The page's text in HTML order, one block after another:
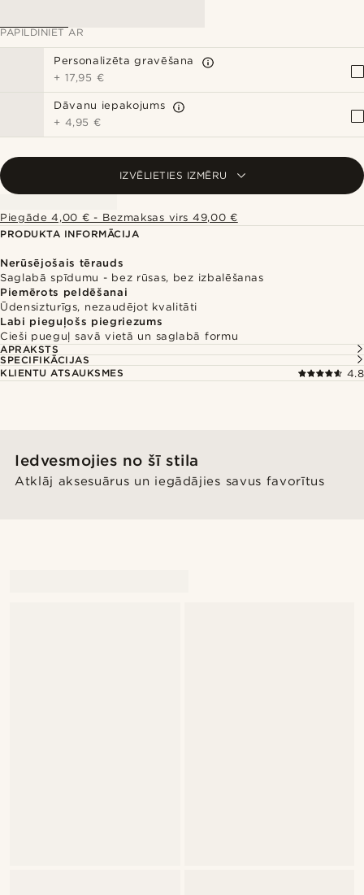
PAPILDINIET AR
Personalizēta gravēšana
+ 17,95 €
Dāvanu iepakojums
+ 4,95 €
IZVĒLIETIES IZMĒRU
Piegāde 4,00 € - Bezmaksas virs 49,00 €
PRODUKTA INFORMĀCIJA
Nerūsējošais tērauds
Saglabā spīdumu - bez rūsas, bez izbalēšanas
Piemērots peldēšanai
Ūdensizturīgs, nezaudējot kvalitāti
Labi pieguļošs piegriezums
Cieši pueguļ savā vietā un saglabā formu
APRAKSTS
SPECIFIKĀCIJAS
KLIENTU ATSAUKSMES
4.8
Iedvesmojies no šī stila
Atklāj aksesuārus un iegādājies savus favorītus